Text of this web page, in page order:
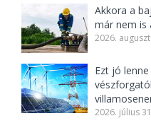
Akkora a
már nem is
2026.
Ezt jó
2026. július